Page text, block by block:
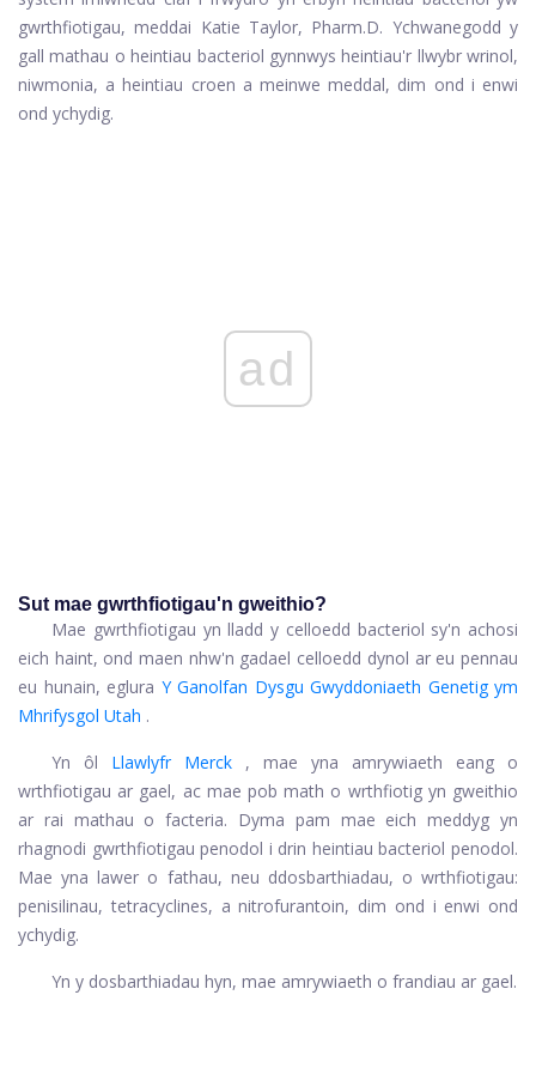
gwrthfiotigau, meddai Katie Taylor, Pharm.D. Ychwanegodd y
gall mathau o heintiau bacteriol gynnwys heintiau'r llwybr wrinol,
niwmonia, a heintiau croen a meinwe meddal, dim ond i enwi
ond ychydig.
ad
Sut mae gwrthfiotigau'n gweithio?
Mae gwrthfiotigau yn lladd y celloedd bacteriol sy'n achosi
eich haint, ond maen nhw'n gadael celloedd dynol ar eu pennau
eu hunain, eglura Y Ganolfan Dysgu Gwyddoniaeth Genetig ym
Mhrifysgol Utah .
Yn ôl Llawlyfr Merck
, mae yna amrywiaeth eang o
wrthfiotigau ar gael, ac mae pob math o wrthfiotig yn gweithio
ar rai mathau o facteria. Dyma pam mae eich meddyg yn
rhagnodi gwrthfiotigau penodol i drin heintiau bacteriol penodol.
Mae yna lawer o fathau, neu ddosbarthiadau, o wrthfiotigau:
penisilinau, tetracyclines, a nitrofurantoin, dim ond i enwi ond
ychydig.
Yn y dosbarthiadau hyn, mae amrywiaeth o frandiau ar gael.